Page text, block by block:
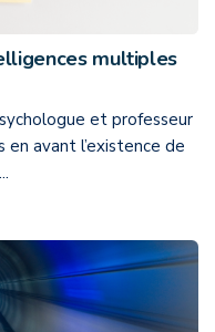
multiples
et professeur
en avant l’existence de